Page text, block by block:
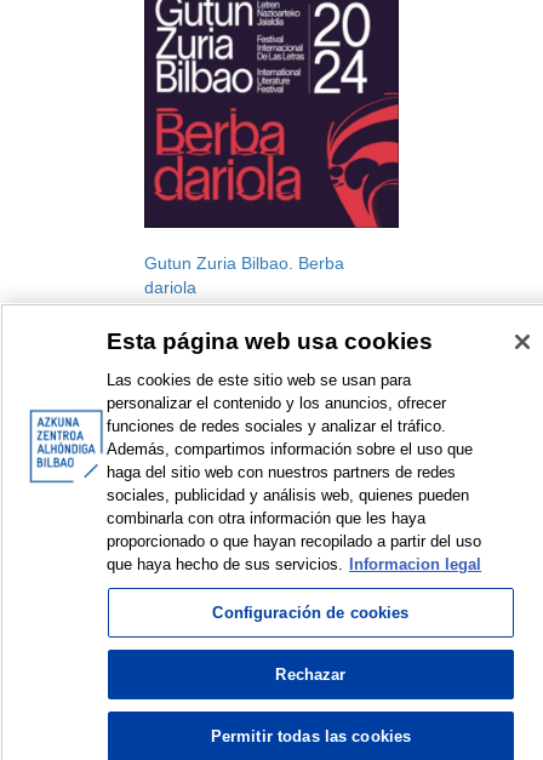
Gutun Zuria Bilbao. Berba
dariola
Nazioarteko Jaialdia
Jaialdia
2024
Erakusten diren elementuak: 1 a 1 de 1
© Azkuna Zentroa - Alhóndiga Bilbao
Esta página web usa cookies
Las cookies de este sitio web se usan para
personalizar el contenido y los anuncios, ofrecer
funciones de redes sociales y analizar el tráfico.
Además, compartimos información sobre el uso que
haga del sitio web con nuestros partners de redes
sociales, publicidad y análisis web, quienes pueden
combinarla con otra información que les haya
proporcionado o que hayan recopilado a partir del uso
que haya hecho de sus servicios.
Informacion legal
Configuración de cookies
Rechazar
Permitir todas las cookies